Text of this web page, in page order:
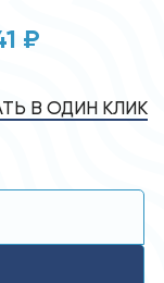
₽
В ОДИН КЛИК